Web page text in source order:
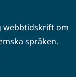
webbtidskrift om
språken.